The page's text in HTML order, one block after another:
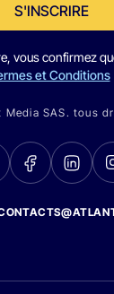
S'INSCRIRE
vous confirmez
et Conditions
SAS. tous